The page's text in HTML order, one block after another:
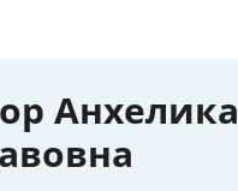
Анхелика